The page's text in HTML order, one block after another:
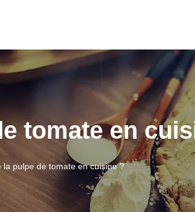
tomate en
la pulpe de tomate en cuisine ?